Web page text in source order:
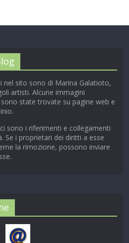
nel sito sono di Marina Galatioto,
artisti. Alcune immagini
state trovate su pagine web e
sono i riferimenti e collegamenti
Se i proprietari dei diritti a esse
la rimozione, possono inviare